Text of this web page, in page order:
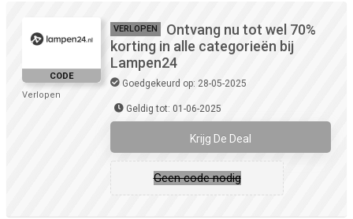
CODE
Verlopen
VERLOPEN
Ontvang nu tot wel 70%
korting in alle categorieën bij
Lampen24
Goedgekeurd op: 28-05-2025
Geldig tot: 01-06-2025
Krijg De Deal
Geen code nodig